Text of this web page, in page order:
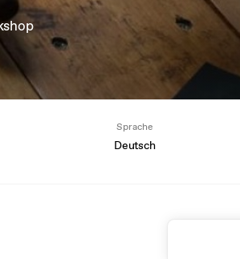
Sprache
Deutsch